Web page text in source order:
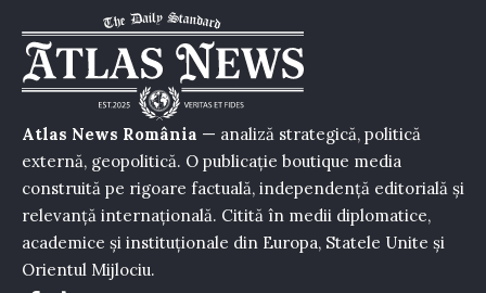
Atlas News România — analiză strategică, politică
externă, geopolitică. O publicație boutique media
construită pe rigoare factuală, independență editorială și
relevanță internațională. Citită în medii diplomatice,
academice și instituționale din Europa, Statele Unite și
Orientul Mijlociu.